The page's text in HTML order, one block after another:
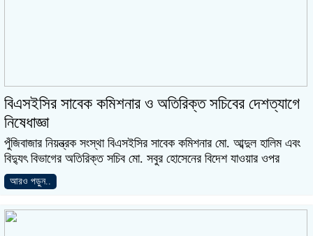
বিএসইসির সাবেক কমিশনার ও অতিরিক্ত সচিবের দেশত্যাগে
নিষেধাজ্ঞা
পুঁজিবাজার নিয়ন্ত্রক সংস্থা বিএসইসির সাবেক কমিশনার মো. আব্দুল হালিম এবং
বিদ্যুৎ বিভাগের অতিরিক্ত সচিব মো. সবুর হোসেনের বিদেশ যাওয়ার ওপর
আরও পড়ুন..